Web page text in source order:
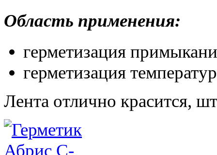
Область применения:
герметизация
герметизация
Лента отлично красится,